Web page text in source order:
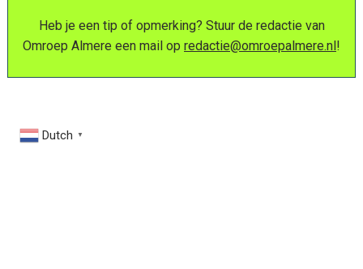
Heb je een tip of opmerking? Stuur de redactie van
Omroep Almere een mail op redactie@omroepalmere.nl!
Dutch ▼